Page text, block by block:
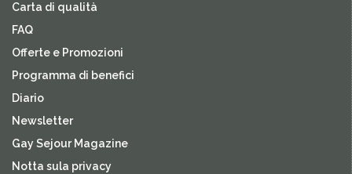
Carta di qualità
FAQ
Offerte e Promozioni
Programma di benefici
Diario
Newsletter
Gay Sejour Magazine
Notta sula privacy